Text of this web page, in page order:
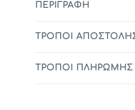
ΠΕΡΙΓΡΑΦΉ
ΤΡΟΠΟΙ
ΤΡΟΠΟΙ ΠΛΗΡΩΜΗΣ